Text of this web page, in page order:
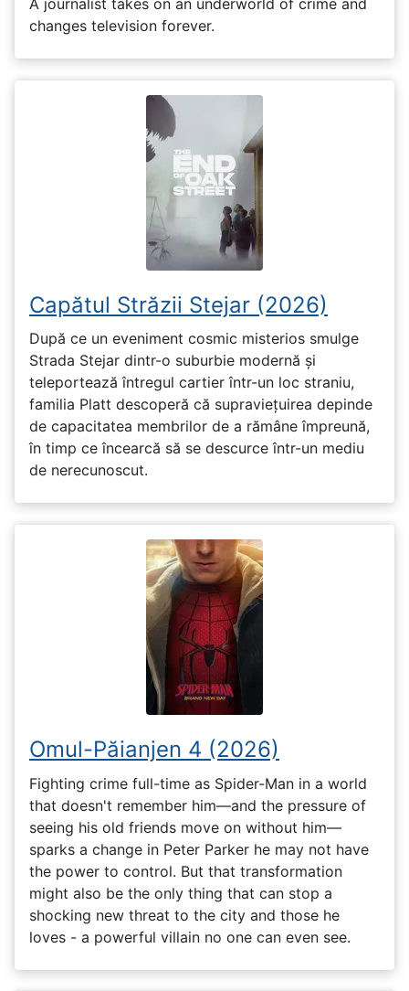
A journalist takes on an underworld of crime and
changes television forever.
Capătul Străzii Stejar (2026)
După ce un eveniment cosmic misterios smulge
Strada Stejar dintr-o suburbie modernă și
teleportează întregul cartier într-un loc straniu,
familia Platt descoperă că supraviețuirea depinde
de capacitatea membrilor de a rămâne împreună,
în timp ce încearcă să se descurce într-un mediu
de nerecunoscut.
Omul-Păianjen 4 (2026)
Fighting crime full-time as Spider-Man in a world
that doesn't remember him—and the pressure of
seeing his old friends move on without him—
sparks a change in Peter Parker he may not have
the power to control. But that transformation
might also be the only thing that can stop a
shocking new threat to the city and those he
loves - a powerful villain no one can even see.